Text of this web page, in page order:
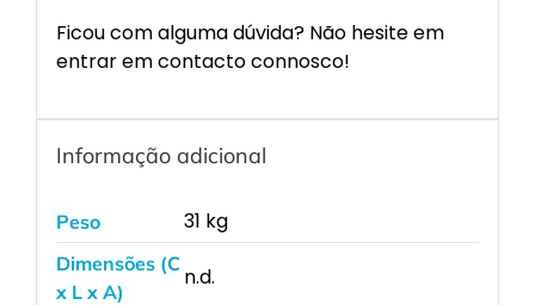
Ficou com alguma dúvida? Não hesite em
entrar em contacto connosco!
Informação adicional
Peso 31 kg
Dimensões (C
x L x A)
n.d.